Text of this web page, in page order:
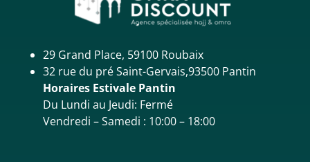
29 Grand Place, 59100 Roubaix
32 rue du pré Saint-Gervais,93500 Pantin
Horaires Estivale Pantin
Du Lundi au Jeudi: Fermé
Vendredi – Samedi : 10:00 – 18:00